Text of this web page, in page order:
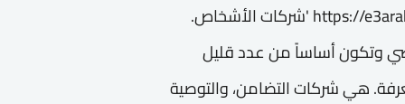
هي محاسبة شركات الأشخاص؟ https://e3arabi.com/?p=533139 'شركات الأشخاص.
وتكون أساساً من عدد قليل
هي شركات التضامن، والتوصية